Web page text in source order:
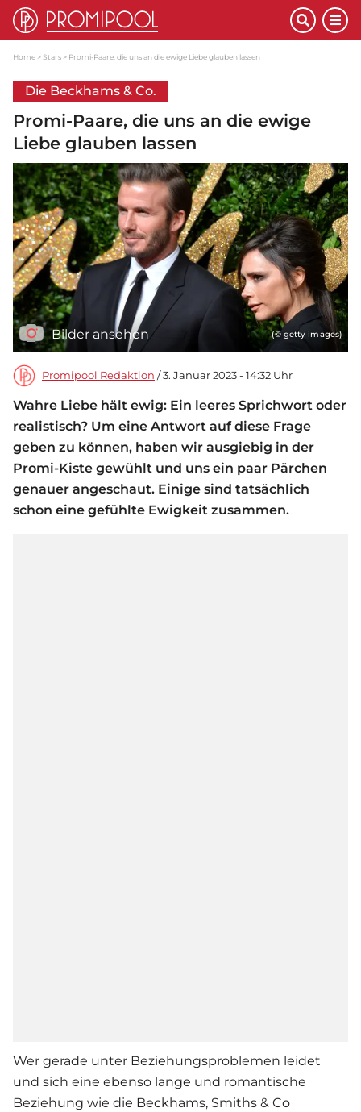
Home Stars Promi-Paare, die uns an die ewige Liebe glauben lassen
Die Beckhams & Co.
Promi-Paare, die uns an die ewige
Liebe glauben lassen
Bilder ansehen (© getty images)
Promipool Redaktion / 3. Januar 2023 - 14:32 Uhr
Wahre Liebe hält ewig: Ein leeres Sprichwort oder
realistisch? Um eine Antwort auf diese Frage
geben zu können, haben wir ausgiebig in der
Promi-Kiste gewühlt und uns ein paar Pärchen
genauer angeschaut. Einige sind tatsächlich
schon eine gefühlte Ewigkeit zusammen.
Wer gerade unter Beziehungsproblemen leidet
und sich eine ebenso lange und romantische
Beziehung wie die Beckhams, Smiths & Co